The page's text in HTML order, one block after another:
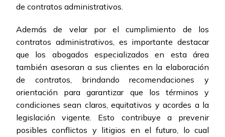
de contratos administrativos.
Además de velar por el cumplimiento de los
contratos administrativos, es importante destacar
que los abogados especializados en esta área
también asesoran a sus clientes en la elaboración
de contratos, brindando recomendaciones y
orientación para garantizar que los términos y
condiciones sean claros, equitativos y acordes a la
legislación vigente. Esto contribuye a prevenir
posibles conflictos y litigios en el futuro, lo cual